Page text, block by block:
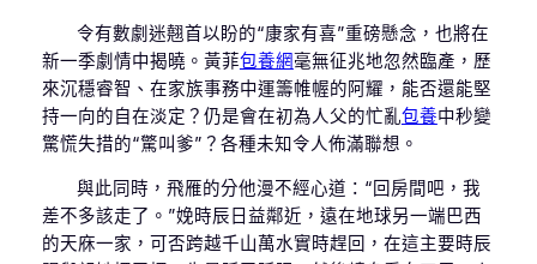
令有數劇迷翹首以盼的“康家有喜”重磅懸念，也將在
新一季劇情中揭曉。黃菲包養網毫無征兆地忽然臨產，歷
來沉穩睿智、在家族事務中運籌帷幄的阿耀，能否還能堅
持一向的自在淡定？仍是會在初為人父的忙亂包養中秒變
驚慌失措的“驚叫爹”？各種未知令人佈滿聯想。
與此同時，飛雁的分他漫不經心道：“回房間吧，我
差不多該走了。”娩時辰日益鄰近，遠在地球另一端巴西
的天庥一家，可否跨越千山萬水實時趕回，在這主要時辰